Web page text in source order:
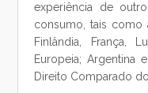
experiência de
consumo, tais como
Finlândia, França,
Europeia; Argentina
Direito Comparado